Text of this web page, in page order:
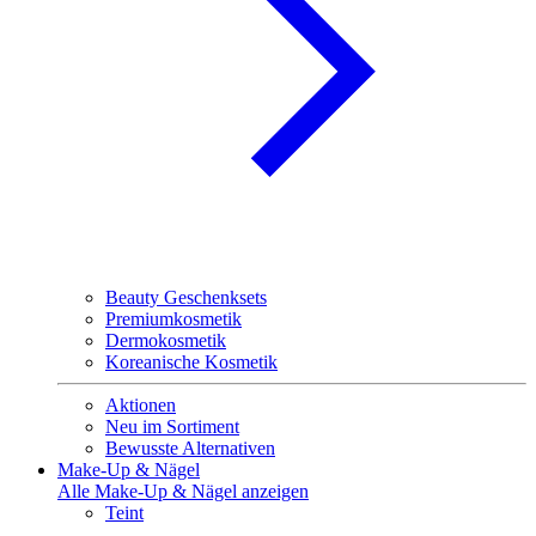
Beauty Geschenksets
Premiumkosmetik
Dermokosmetik
Koreanische Kosmetik
Aktionen
Neu im Sortiment
Bewusste Alternativen
Make-Up & Nägel
Alle Make-Up & Nägel anzeigen
Teint